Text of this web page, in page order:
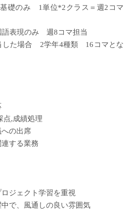
礎のみ 1単位*2クラス＝週2コマ
語表現のみ 週8コマ担当
した場合 2学年4種類 16コマとな
点,成績処理
への出席
連する業務
ロジェクト学習を重視
中で、風通しの良い雰囲気